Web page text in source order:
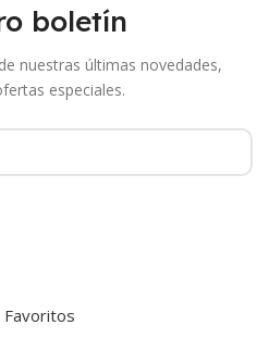
boletín
nuestras últimas novedades,
especiales.
Favoritos